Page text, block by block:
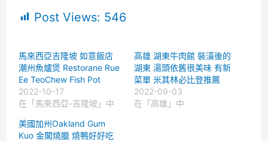
Post Views: 546
馬來西亞吉隆坡 如意飯店
潮州魚爐煲 Restorane Rue
Ee TeoChew Fish Pot
2022-10-17
在「馬來西亞-吉隆坡」中
高雄 湖東牛肉館 裝潢後的
湖東 湯頭依舊很美味 有新
菜單 米其林必比登推薦
2022-09-03
在「高雄」中
美國加州Oakland Gum
Kuo 金閣燒臘 燒鴨好好吃